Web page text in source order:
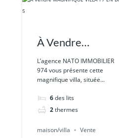
À Vendre
MAGNIFIQUE
VILLA T7 EN BOIS
AVEC PISCINE A
SAINT-
L’agence NATO IMMOBILIER
974 vous présente cette
magnifique villa, située...
6des lits
2thermes
maison/villa Vente